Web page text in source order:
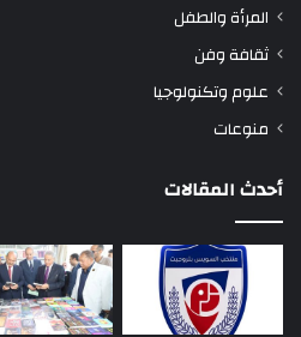
المرأة والطفل
ثقافة وفن
علوم وتكنولوجيا
منوعات
أحدث المقالات